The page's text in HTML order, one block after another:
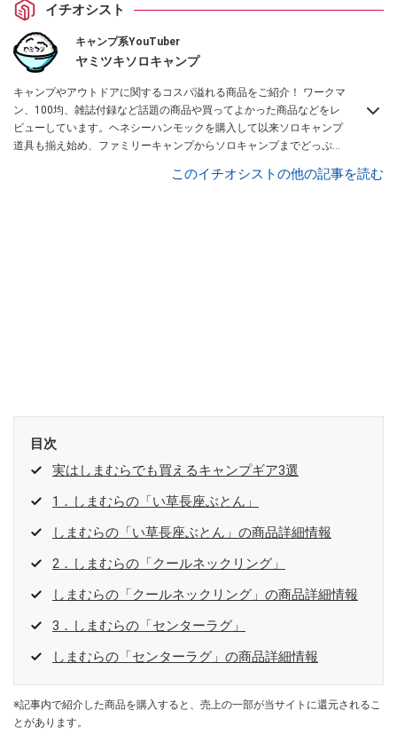
イチオシスト
キャンプ系YouTuber
ヤミツキソロキャンプ
キャンプやアウトドアに関するコスパ溢れる商品をご紹介！ ワークマ
ン、100均、雑誌付録など話題の商品や買ってよかった商品などをレ
ビューしています。ヘネシーハンモックを購入して以来ソロキャンプ
道具も揃え始め、ファミリーキャンプからソロキャンプまでどっぷり
このイチオシストの他の記事を読む
目次
実はしまむらでも買えるキャンプギア3選
1．しまむらの「い草長座ぶとん」
しまむらの「い草長座ぶとん」の商品詳細情報
2．しまむらの「クールネックリング」
しまむらの「クールネックリング」の商品詳細情報
3．しまむらの「センターラグ」
しまむらの「センターラグ」の商品詳細情報
※記事内で紹介した商品を購入すると、売上の一部が当サイトに還元されるこ
とがあります。